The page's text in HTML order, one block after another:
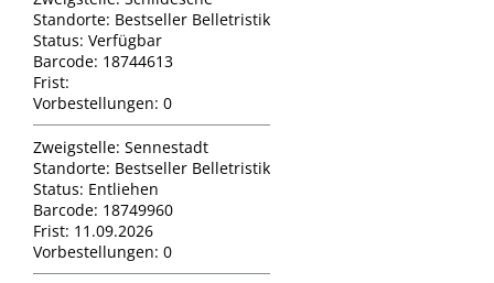
Standorte: Bestseller Belletristik
Status: Verfügbar
Barcode: 18744613
Frist:
Vorbestellungen: 0
Zweigstelle: Sennestadt
Standorte: Bestseller Belletristik
Status: Entliehen
Barcode: 18749960
Frist: 11.09.2026
Vorbestellungen: 0